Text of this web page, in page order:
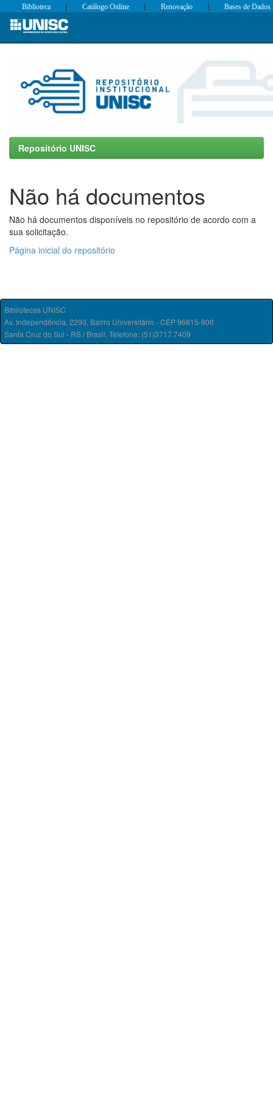
Skip
Biblioteca | Catálogo Online | Renovação | Bases de Dados
Repositório UNISC
Não há documentos
Não há documentos disponíveis no repositório de acordo com a
sua solicitação.
Página inicial do repositório
Bibliotecas UNISC
Av. Independência, 2293, Bairro Universitário - CEP 96815-900
Santa Cruz do Sul - RS / Brasil. Telefone: (51)3717.7409